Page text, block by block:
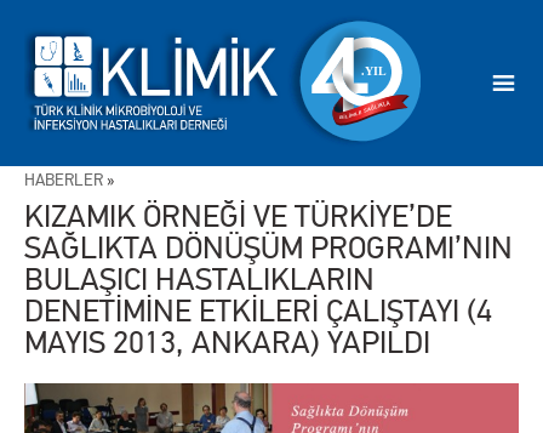
HABERLER »
KIZAMIK ÖRNEĞİ VE TÜRKİYE’DE
SAĞLIKTA DÖNÜŞÜM PROGRAMI’NIN
BULAŞICI HASTALIKLARIN
DENETİMİNE ETKİLERİ ÇALIŞTAYI (4
MAYIS 2013, ANKARA) YAPILDI